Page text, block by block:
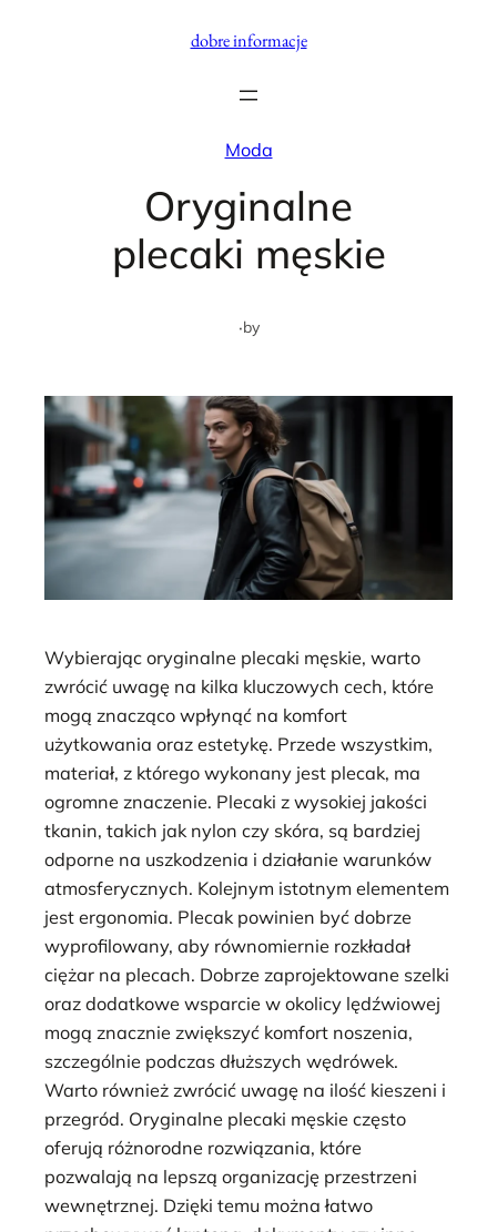
dobre informacje
Moda
Oryginalne
plecaki męskie
·by
Wybierając oryginalne plecaki męskie, warto
zwrócić uwagę na kilka kluczowych cech, które
mogą znacząco wpłynąć na komfort
użytkowania oraz estetykę. Przede wszystkim,
materiał, z którego wykonany jest plecak, ma
ogromne znaczenie. Plecaki z wysokiej jakości
tkanin, takich jak nylon czy skóra, są bardziej
odporne na uszkodzenia i działanie warunków
atmosferycznych. Kolejnym istotnym elementem
jest ergonomia. Plecak powinien być dobrze
wyprofilowany, aby równomiernie rozkładał
ciężar na plecach. Dobrze zaprojektowane szelki
oraz dodatkowe wsparcie w okolicy lędźwiowej
mogą znacznie zwiększyć komfort noszenia,
szczególnie podczas dłuższych wędrówek.
Warto również zwrócić uwagę na ilość kieszeni i
przegród. Oryginalne plecaki męskie często
oferują różnorodne rozwiązania, które
pozwalają na lepszą organizację przestrzeni
wewnętrznej. Dzięki temu można łatwo